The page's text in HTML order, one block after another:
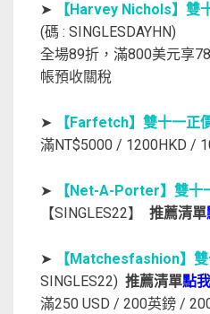
➤
【Harvey Nichols】雙
(碼 : SINGLESDAYHN)
全場89折，滿800美元享
帳預收關稅
➤ 【Farfetch】雙十一正
滿NT$5000 / 1200HKD /
➤ 【Net-A-Porter】雙十
【SINGLES22】 推薦清單
➤ 【Matchesfashion】
SINGLES22) 推薦清單點我
滿250 USD / 200英鎊 /